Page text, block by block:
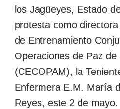
los Jagüeyes, Estado
protesta como
de Entrenamiento
Operaciones de Paz de
(CECOPAM), la
Enfermera E.M. María
Reyes, este 2 de mayo.